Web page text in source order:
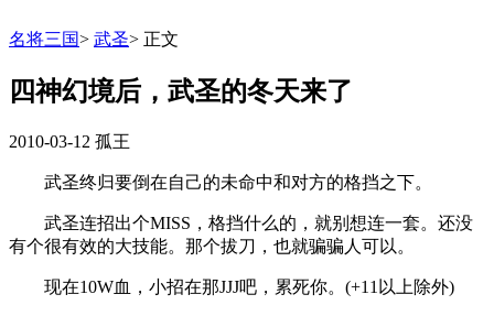
名将三国> 武圣> 正文
四神幻境后，武圣的冬天来了
2010-03-12 孤王
武圣终归要倒在自己的未命中和对方的格挡之下。
武圣连招出个MISS，格挡什么的，就别想连一套。还没
有个很有效的大技能。那个拔刀，也就骗骗人可以。
现在10W血，小招在那JJJ吧，累死你。(+11以上除外)